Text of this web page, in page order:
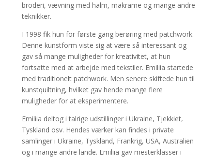
broderi, vævning med halm, makrame og mange andre
teknikker.
I 1998 fik hun for første gang berøring med patchwork.
Denne kunstform viste sig at være så interessant og
gav så mange muligheder for kreativitet, at hun
fortsatte med at arbejde med tekstiler. Emiliia startede
med traditionelt patchwork. Men senere skiftede hun til
kunstquiltning, hvilket gav hende mange flere
muligheder for at eksperimentere.
Emiliia deltog i talrige udstillinger i Ukraine, Tjekkiet,
Tyskland osv. Hendes værker kan findes i private
samlinger i Ukraine, Tyskland, Frankrig, USA, Australien
og i mange andre lande. Emiliia gav mesterklasser i